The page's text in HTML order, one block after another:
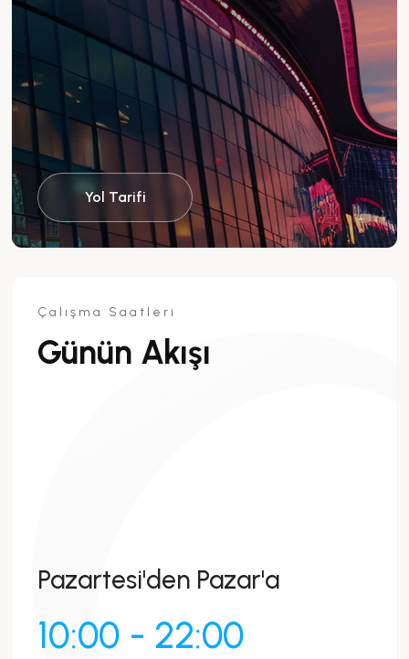
Yol Tarifi
Çalışma Saatleri
Günün Akışı
Pazartesi'den Pazar'a
10:00 - 22:00